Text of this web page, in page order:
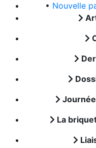
• Nouvelle
La